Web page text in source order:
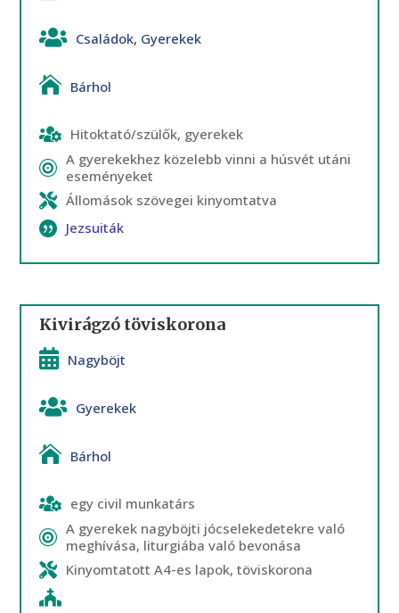
Családok, Gyerekek
Bárhol
Hitoktató/szülők, gyerekek
A gyerekekhez közelebb vinni a húsvét utáni
eseményeket
Állomások szövegei kinyomtatva
Jezsuiták
Kivirágzó töviskorona
Nagyböjt
Gyerekek
Bárhol
egy civil munkatárs
A gyerekek nagyböjti jócselekedetekre való
meghívása, liturgiába való bevonása
Kinyomtatott A4-es lapok, töviskorona